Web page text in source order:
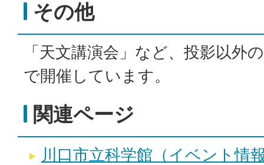
その他
「天文講演会」など、投影以外
で開催しています。
関連ページ
川口市立科学館（イベント情